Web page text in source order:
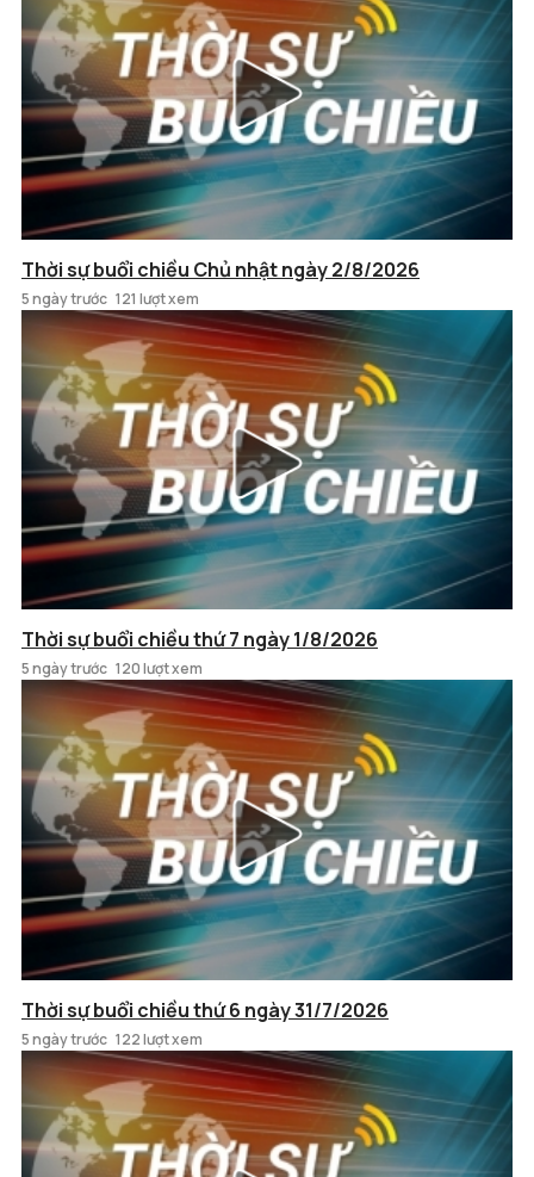
Thời sự buổi chiều Chủ nhật ngày 2/8/2026
5 ngày trước 121 lượt xem
Thời sự buổi chiều thứ 7 ngày 1/8/2026
5 ngày trước 120 lượt xem
Thời sự buổi chiều thứ 6 ngày 31/7/2026
5 ngày trước 122 lượt xem